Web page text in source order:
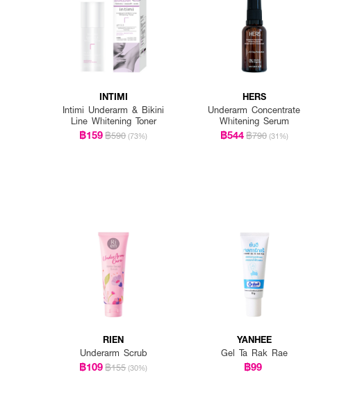
INTIMI
Intimi Underarm & Bikini
Line Whitening Toner
฿159฿590 (73%)
HERS
Underarm Concentrate
Whitening Serum
฿544฿790 (31%)
RIEN
Underarm Scrub
฿109฿155 (30%)
YANHEE
Gel Ta Rak Rae
฿99